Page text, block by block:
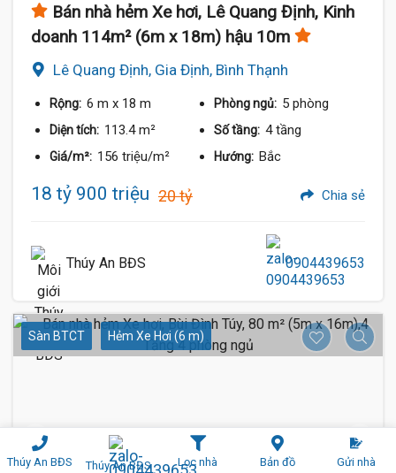
Thúy An BĐS Thúy An BĐS Lọc nhà Bản đồ Gửi nhà
Bán nhà hẻm Xe hơi, Lê Quang Định, Kinh
doanh 114m² (6m x 18m) hậu 10m
Lê Quang Định, Gia Định, Bình Thạnh
Rộng: 6 m x 18 m Phòng ngủ: 5 phòng
Diện tích: 113.4 m² Số tầng: 4 tầng
Giá/m²: 156 triệu/m² Hướng: Bắc
18 tỷ 900 triệu 20 tỷ Chia sẻ
Thúy An BĐS 0904439653
Sàn BTCT Hẻm Xe Hơi (6 m)